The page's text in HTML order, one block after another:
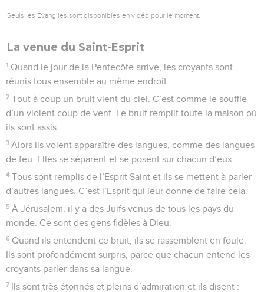
Seuls les Évangiles sont disponibles en vidéo pour le moment.
La venue du Saint-Esprit
1 Quand le jour de la Pentecôte arrive, les croyants sont
réunis tous ensemble au même endroit.
2 Tout à coup un bruit vient du ciel. C’est comme le souffle
d’un violent coup de vent. Le bruit remplit toute la maison où
ils sont assis.
3 Alors ils voient apparaître des langues, comme des langues
de feu. Elles se séparent et se posent sur chacun d’eux.
4 Tous sont remplis de l’Esprit Saint et ils se mettent à parler
d’autres langues. C’est l’Esprit qui leur donne de faire cela.
5 À Jérusalem, il y a des Juifs venus de tous les pays du
monde. Ce sont des gens fidèles à Dieu.
6 Quand ils entendent ce bruit, ils se rassemblent en foule.
Ils sont profondément surpris, parce que chacun entend les
croyants parler dans sa langue.
7 Ils sont très étonnés et pleins d’admiration et ils disent :